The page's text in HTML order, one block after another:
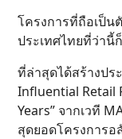
โครงการที่ถือเป็
ประเทศไทยที่ว่านี้
ที่ล่าสุดได้สร้างปร
Influential Retail
Years” จากเวที
สุดยอดโครงการ